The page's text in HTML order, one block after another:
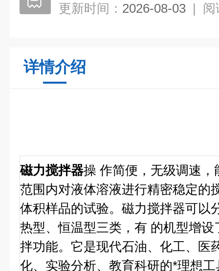
更新时间： 2026-08-03 | 阅
详情介绍
磁力搅拌器操 作简便，无级调速，
范围内对液体溶液进行精密稳定的
体积样品的试验。磁力搅拌器可以
热型、恒温型三类，有 的机型增设
拌功能。它是现代石油、化工、医
化、实验分析、教育科研的*理想